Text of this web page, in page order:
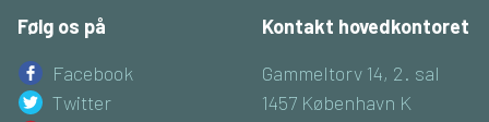
Følg os på
Facebook
Twitter
Kontakt hovedkontoret
Gammeltorv 14, 2. sal
1457 København K